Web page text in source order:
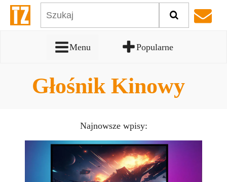
Menu Popularne
Głośnik Kinowy
Najnowsze wpisy: